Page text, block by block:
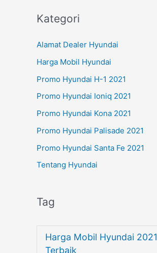
Kategori
Alamat Dealer Hyundai
Harga Mobil Hyundai
Promo Hyundai H-1 2021
Promo Hyundai Ioniq 2021
Promo Hyundai Kona 2021
Promo Hyundai Palisade 2021
Promo Hyundai Santa Fe 2021
Tentang Hyundai
Tag
Harga Mobil Hyundai 2021
Terbaik